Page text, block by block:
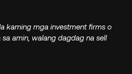
kaming mga investment firms o
amin, walang dagdag na sell